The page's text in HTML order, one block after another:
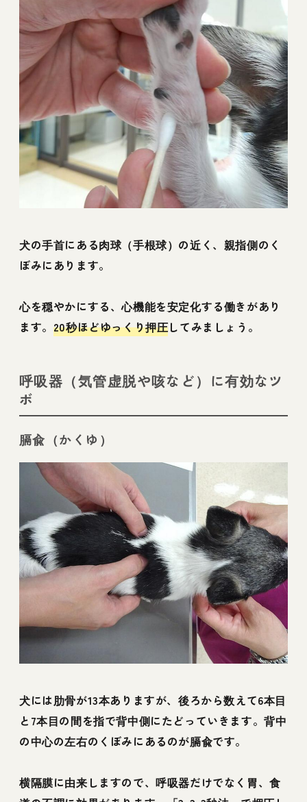
犬の手首にある肉球（手根球）の近く、親指側のく
ぼみにあります。
心を穏やかにする、心機能を安定化する働きがあり
ます。 20秒ほどゆっくり押圧してみましょう。
呼吸器（気管虚脱や咳など）に有効なツ
ボ
膈兪（かくゆ）
犬には肋骨が13本ありますが、後ろから数えて6本目
と7本目の間を指で背中側にたどっていきます。背中
の中心の左右のくぼみにあるのが膈兪です。
横隔膜に由来しますので、呼吸器だけでなく胃、食